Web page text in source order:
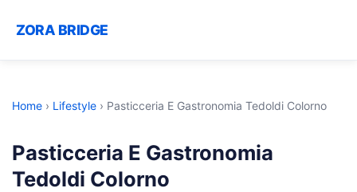
ZORA BRIDGE
Home › Lifestyle › Pasticceria E Gastronomia Tedoldi Colorno
Pasticceria E Gastronomia
Tedoldi Colorno